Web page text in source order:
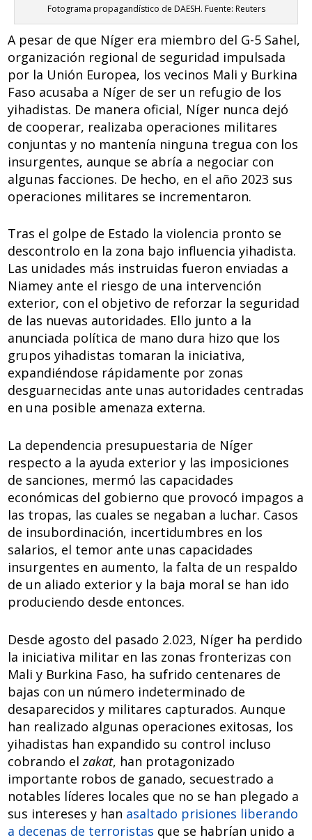
Fotograma propagandístico de DAESH. Fuente: Reuters
A pesar de que Níger era miembro del G-5 Sahel,
organización regional de seguridad impulsada
por la Unión Europea, los vecinos Mali y Burkina
Faso acusaba a Níger de ser un refugio de los
yihadistas. De manera oficial, Níger nunca dejó
de cooperar, realizaba operaciones militares
conjuntas y no mantenía ninguna tregua con los
insurgentes, aunque se abría a negociar con
algunas facciones. De hecho, en el año 2023 sus
operaciones militares se incrementaron.
Tras el golpe de Estado la violencia pronto se
descontrolo en la zona bajo influencia yihadista.
Las unidades más instruidas fueron enviadas a
Niamey ante el riesgo de una intervención
exterior, con el objetivo de reforzar la seguridad
de las nuevas autoridades. Ello junto a la
anunciada política de mano dura hizo que los
grupos yihadistas tomaran la iniciativa,
expandiéndose rápidamente por zonas
desguarnecidas ante unas autoridades centradas
en una posible amenaza externa.
La dependencia presupuestaria de Níger
respecto a la ayuda exterior y las imposiciones
de sanciones, mermó las capacidades
económicas del gobierno que provocó impagos a
las tropas, las cuales se negaban a luchar. Casos
de insubordinación, incertidumbres en los
salarios, el temor ante unas capacidades
insurgentes en aumento, la falta de un respaldo
de un aliado exterior y la baja moral se han ido
produciendo desde entonces.
Desde agosto del pasado 2.023, Níger ha perdido
la iniciativa militar en las zonas fronterizas con
Mali y Burkina Faso, ha sufrido centenares de
bajas con un número indeterminado de
desaparecidos y militares capturados. Aunque
han realizado algunas operaciones exitosas, los
yihadistas han expandido su control incluso
cobrando elzakat, han protagonizado
importante robos de ganado, secuestrado a
notables líderes locales que no se han plegado a
sus intereses y han asaltado prisiones liberando
a decenas de terroristas que se habrían unido a